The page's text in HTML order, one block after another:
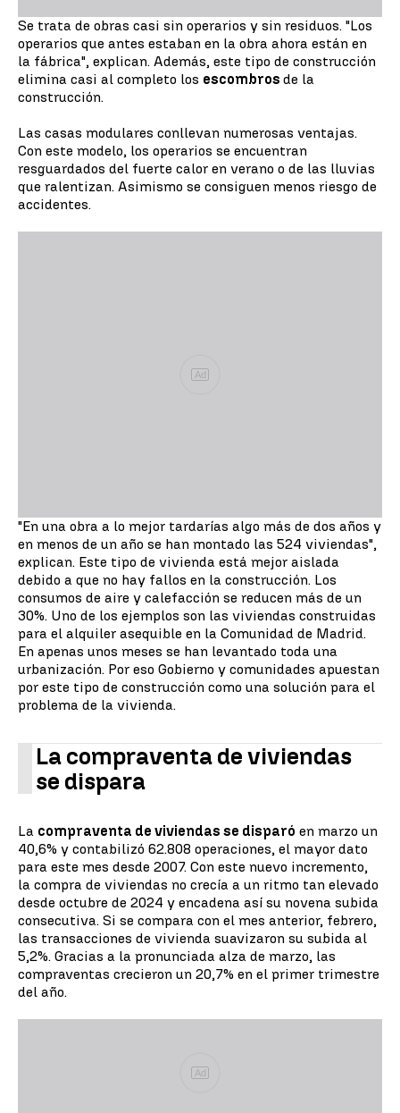
Se trata de obras casi sin operarios y sin residuos. "Los
operarios que antes estaban en la obra ahora están en
la fábrica", explican. Además, este tipo de construcción
elimina casi al completo los escombros de la
construcción.
Las casas modulares conllevan numerosas ventajas.
Con este modelo, los operarios se encuentran
resguardados del fuerte calor en verano o de las lluvias
que ralentizan. Asimismo se consiguen menos riesgo de
accidentes.
Ad
"En una obra a lo mejor tardarías algo más de dos años y
en menos de un año se han montado las 524 viviendas",
explican. Este tipo de vivienda está mejor aislada
debido a que no hay fallos en la construcción. Los
consumos de aire y calefacción se reducen más de un
30%. Uno de los ejemplos son las viviendas construidas
para el alquiler asequible en la Comunidad de Madrid.
En apenas unos meses se han levantado toda una
urbanización. Por eso Gobierno y comunidades apuestan
por este tipo de construcción como una solución para el
problema de la vivienda.
La compraventa de viviendas
se dispara
La compraventa de viviendas se disparó en marzo un
40,6% y contabilizó 62.808 operaciones, el mayor dato
para este mes desde 2007. Con este nuevo incremento,
la compra de viviendas no crecía a un ritmo tan elevado
desde octubre de 2024 y encadena así su novena subida
consecutiva. Si se compara con el mes anterior, febrero,
las transacciones de vivienda suavizaron su subida al
5,2%. Gracias a la pronunciada alza de marzo, las
compraventas crecieron un 20,7% en el primer trimestre
del año.
Ad